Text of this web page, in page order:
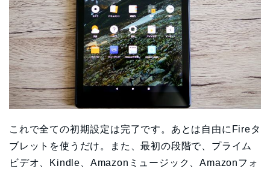
これで全ての初期設定は完了です。あとは自由にFireタ
ブレットを使うだけ。また、最初の段階で、プライム
ビデオ、Kindle、Amazonミュージック、Amazonフォ